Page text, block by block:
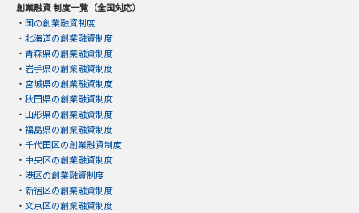
創業融資 制度一覧（全国対応）
・ 国の創業融資制度
・ 北海道の創業融資制度
・ 青森県の創業融資制度
・ 岩手県の創業融資制度
・ 宮城県の創業融資制度
・ 秋田県の創業融資制度
・ 山形県の創業融資制度
・ 福島県の創業融資制度
・ 千代田区の創業融資制度
・ 中央区の創業融資制度
・ 港区の創業融資制度
・ 新宿区の創業融資制度
・ 文京区の創業融資制度